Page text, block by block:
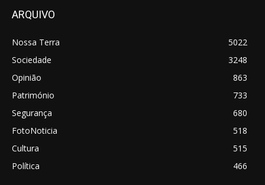
ARQUIVO
Nossa Terra
5022
Sociedade
3248
Opinião
863
Património
733
Segurança
680
FotoNoticia
518
Cultura
515
Política
466